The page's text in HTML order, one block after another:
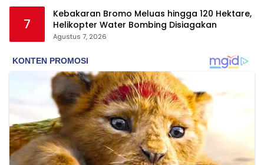
7
Kebakaran Bromo Meluas hingga 120 Hektare,
Helikopter Water Bombing Disiagakan
Agustus 7, 2026